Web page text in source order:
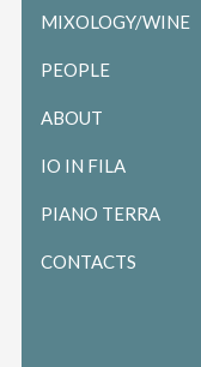
MIXOLOGY/WINE
PEOPLE
ABOUT
IO IN FILA
PIANO TERRA
CONTACTS